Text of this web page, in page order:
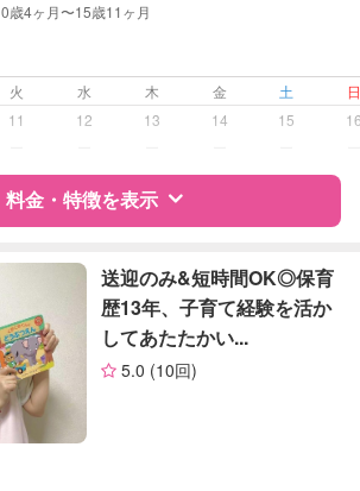
0歳4ヶ月〜15歳11ヶ月
火 水 木 金 土
11 12 13 14 15
料金・特徴を表示
レビュー
企業型割引対象(旧内閣府補助対象)
保育士
送迎のみ&短時間OK◎保育
歴13年、子育て経験を活か
してあたたかい...
5.0 (10回)